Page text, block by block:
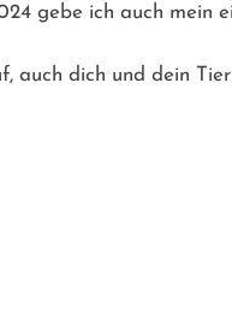
gebe ich auch mein
auch dich und dein